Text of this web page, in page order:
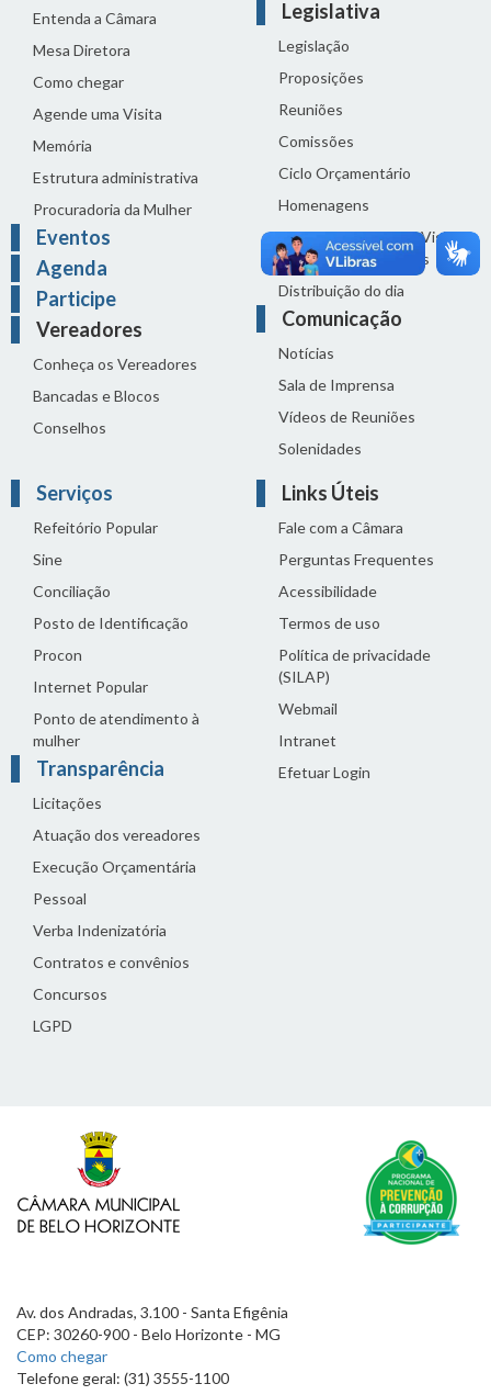
Entenda a Câmara
Mesa Diretora
Como chegar
Agende uma Visita
Memória
Estrutura administrativa
Procuradoria da Mulher
Eventos
Agenda
Participe
Vereadores
Conheça os Vereadores
Bancadas e Blocos
Conselhos
Legislativa
Legislação
Proposições
Reuniões
Comissões
Ciclo Orçamentário
Homenagens
Audiências Públicas, Visitas
Técnicas e Seminários
Distribuição do dia
Comunicação
Notícias
Sala de Imprensa
Vídeos de Reuniões
Solenidades
Serviços
Refeitório Popular
Sine
Conciliação
Posto de Identificação
Procon
Internet Popular
Ponto de atendimento à
mulher
Transparência
Licitações
Atuação dos vereadores
Execução Orçamentária
Pessoal
Verba Indenizatória
Contratos e convênios
Concursos
LGPD
Links Úteis
Fale com a Câmara
Perguntas Frequentes
Acessibilidade
Termos de uso
Política de privacidade
(SILAP)
Webmail
Intranet
Efetuar Login
Av. dos Andradas, 3.100 - Santa Efigênia
CEP: 30260-900 - Belo Horizonte - MG
Como chegar
Telefone geral: (31) 3555-1100